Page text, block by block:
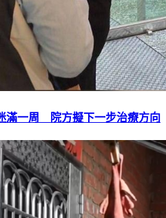
滿一周 院方擬下一步治療方向